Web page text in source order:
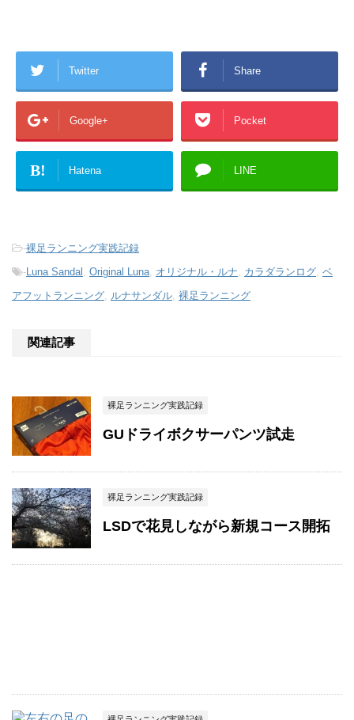
Twitter Share
Google+ Pocket
B! Hatena LINE
-裸足ランニング実践記録
-Luna Sandal , Original Luna, オリジナル・ルナ, カラダランログ, ベ
アフットランニング, ルナサンダル, 裸足ランニング
関連記事
裸足ランニング実践記録
GUドライボクサーパンツ試走
裸足ランニング実践記録
LSDで花見しながら新規コース開拓